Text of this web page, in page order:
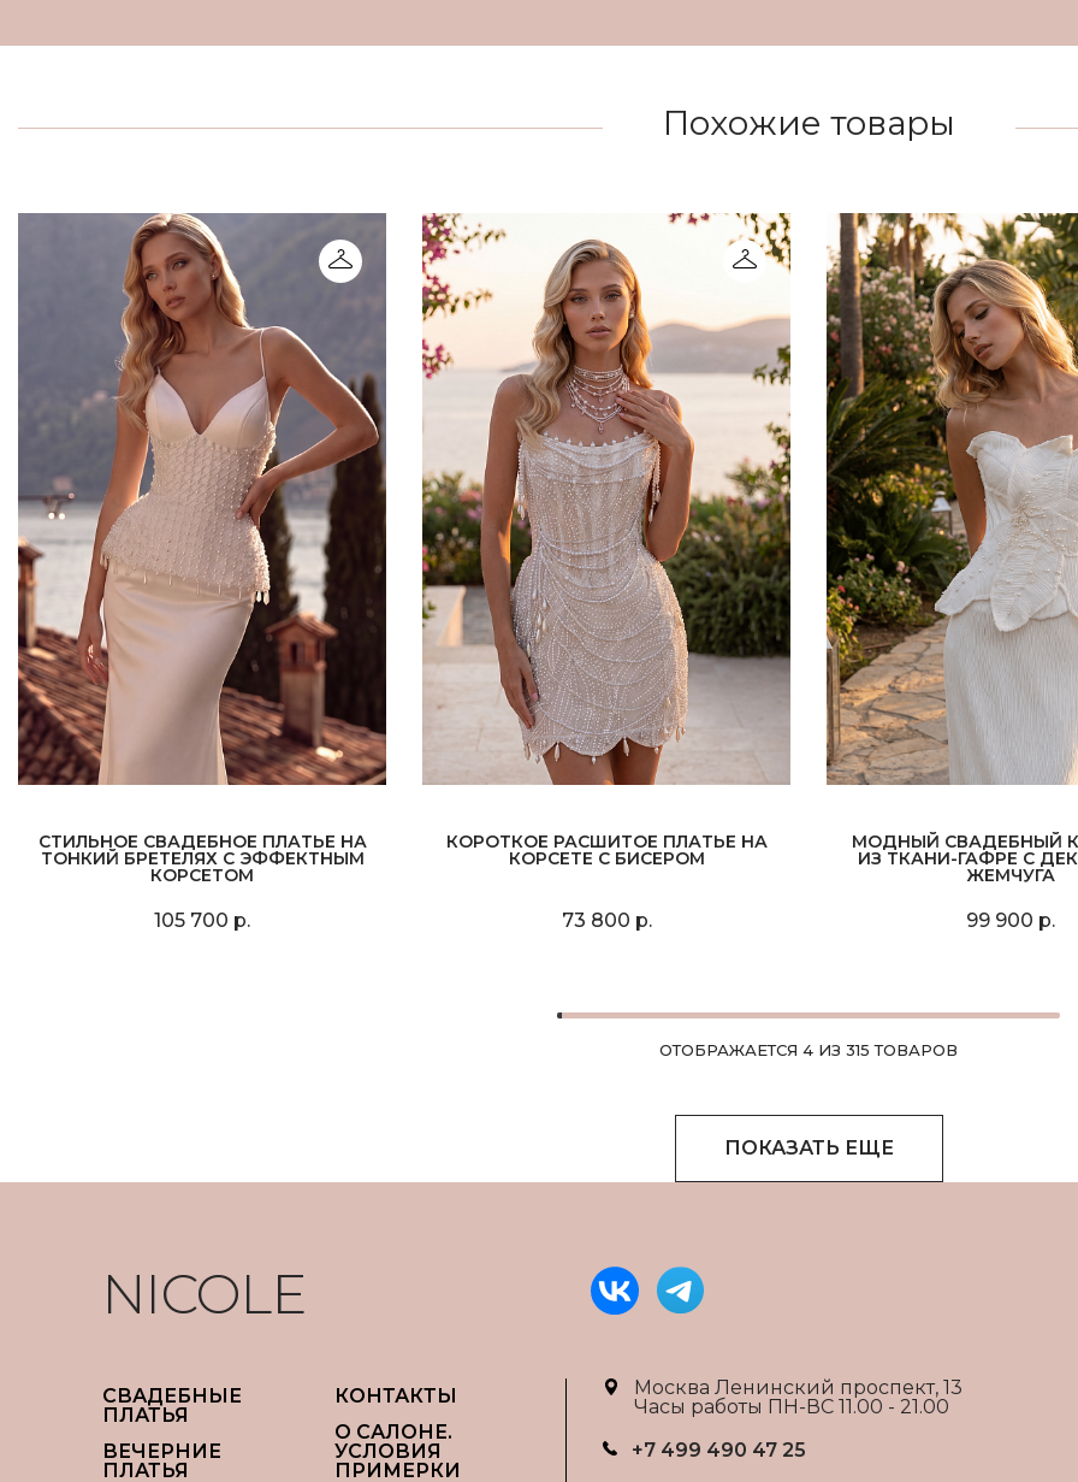
Похожие товары
СТИЛЬНОЕ СВАДЕБНОЕ ПЛАТЬЕ НА
ТОНКИЙ БРЕТЕЛЯХ С ЭФФЕКТНЫМ
КОРСЕТОМ
105 700 р.
КОРОТКОЕ РАСШИТОЕ ПЛАТЬЕ НА
КОРСЕТЕ С БИСЕРОМ
73 800 р.
МОДНЫЙ СВАДЕБНЫЙ
ИЗ ТКАНИ-ГАФРЕ С
ЖЕМЧУГА
99 900 р.
ОТОБРАЖАЕТСЯ 4 ИЗ 315 ТОВАРОВ
ПОКАЗАТЬ ЕЩЕ
NICOLE
СВАДЕБНЫЕ
ПЛАТЬЯ
ВЕЧЕРНИЕ
ПЛАТЬЯ
КОНТАКТЫ
О САЛОНЕ.
УСЛОВИЯ
ПРИМЕРКИ
Москва Ленинский проспект, 13
Часы работы ПН-ВС 11.00 - 21.00
+7 499 490 47 25